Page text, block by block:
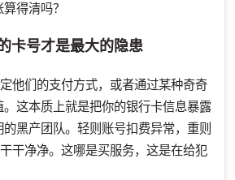
得清吗？
卡号才是最大的隐患
他们的支付方式，或者通过某种奇奇
这本质上就是把你的银行卡信息暴露
黑产团队。轻则账号扣费异常，重则
干净净。这哪是买服务，这是在给犯